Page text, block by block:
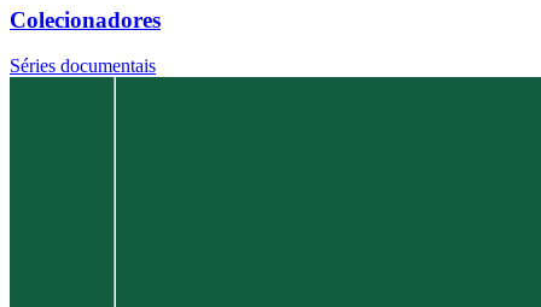
Colecionadores
Séries documentais